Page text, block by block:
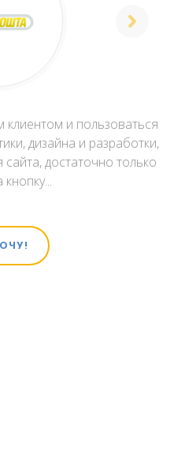
клиентом и пользоваться
дизайна и разработки,
достаточно только